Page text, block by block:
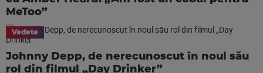
MeToo”
Vedete
Johnny Depp, de nerecunoscut în noul său
rol din filmul „Day Drinker”